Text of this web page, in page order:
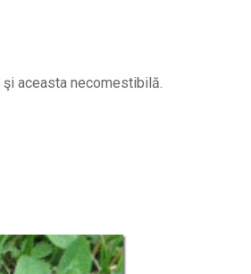
şi aceasta necomestibilă.